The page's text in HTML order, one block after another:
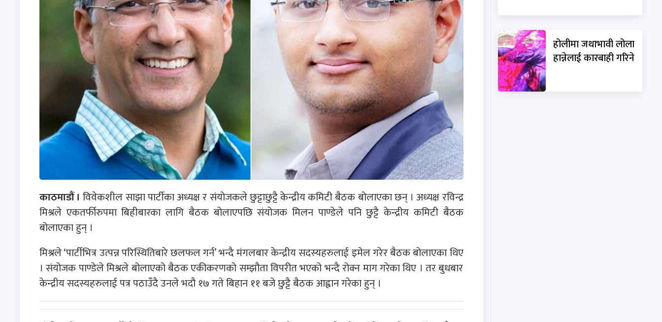
काठमाडौं । विवेकशील साझा पार्टीका अध्यक्ष र संयोजकले छुट्टाछुट्टै केन्द्रीय कमिटी बैठक बोलाएका छन् । अध्यक्ष रविन्द्र
मिश्रले एकतर्फीरुपमा बिहीबारका लागि बैठक बोलाएपछि संयोजक मिलन पाण्डेले पनि छुट्टै केन्द्रीय कमिटी बैठक
बोलाएका हुन् ।
मिश्रले ‘पार्टीभित्र उत्पन्न परिस्थितिबारे छलफल गर्न’ भन्दै मंगलबार केन्द्रीय सदस्यहरुलाई इमेल गरेर बैठक बोलाएका थिए
। संयोजक पाण्डेले मिश्रले बोलाएको बैठक एकीकरणको सम्झौता विपरीत भएको भन्दै रोक्न माग गरेका थिए । तर बुधबार
केन्द्रीय सदस्यहरुलाई पत्र पठाउँदै उनले भदौ १७ गते बिहान ११ बजे छुट्टै बैठक आह्वान गरेका हुन् ।
होलीमा जथाभावी लोला
हान्नेलाई कारबाही गरिने